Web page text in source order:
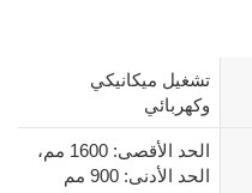
تشغيل ميكانيكي
وكهربائي
الحد الأقصى: 1600 مم،
الحد الأدنى: 900 مم